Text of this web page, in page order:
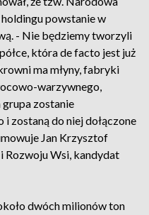
powstanie w
- Nie będziemy tworzyli
która de facto jest już
ma młyny, fabryki
warzywnego,
zostanie
zostaną do niej dołączone
Jan Krzysztof
Wsi, kandydat
dwóch milionów ton